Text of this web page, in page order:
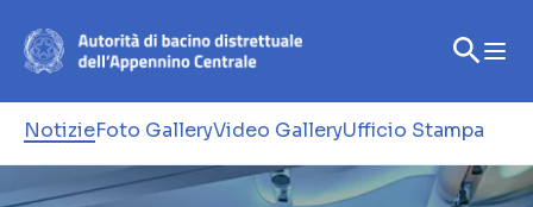
NotizieFoto GalleryVideo GalleryUfficio Stampa